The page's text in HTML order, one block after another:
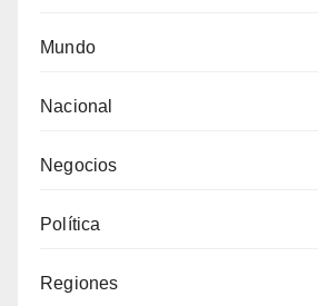
Mundo
Nacional
Negocios
Política
Regiones